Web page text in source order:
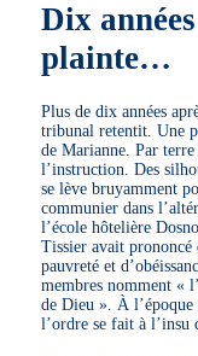
Dix
plainte…
Plus de dix années
tribunal retentit. Une
de Marianne. Par
l’instruction. Des
se lève bruyamment
communier dans
l’école hôtelière
Tissier avait prononcé
pauvreté et
membres nomment «
de Dieu ». À l’époque
l’ordre se fait à l’insu